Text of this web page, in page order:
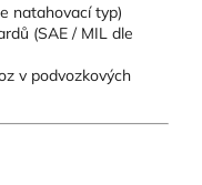
natahovací typ)
(SAE / MIL dle
v podvozkových